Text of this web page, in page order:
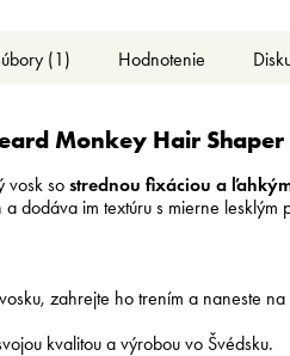
(1) Hodnotenie
Monkey Hair Shaper
vosk so strednou fixáciou a
dodáva im textúru s mierne
zahrejte ho trením a naneste
kvalitou a výrobou vo Švédsku.